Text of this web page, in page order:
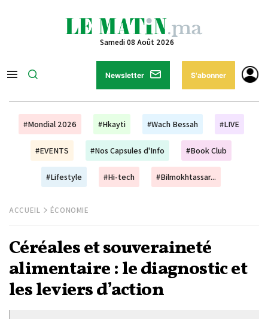
Samedi 08 Août 2026
Newsletter S'abonner
#Mondial 2026 #Hkayti #Wach Bessah #LIVE
#EVENTS #Nos Capsules d'Info #Book Club
#Lifestyle #Hi-tech #Bilmokhtassar...
ACCUEIL ÉCONOMIE
Céréales et souveraineté
alimentaire : le diagnostic et
les leviers d’action